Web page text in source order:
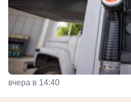
вчера в 14:40